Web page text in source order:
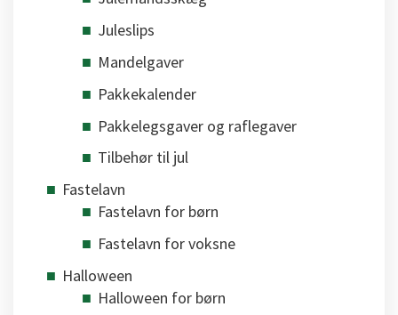
Juleslips
Mandelgaver
Pakkekalender
Pakkelegsgaver og raflegaver
Tilbehør til jul
Fastelavn
Fastelavn for børn
Fastelavn for voksne
Halloween
Halloween for børn